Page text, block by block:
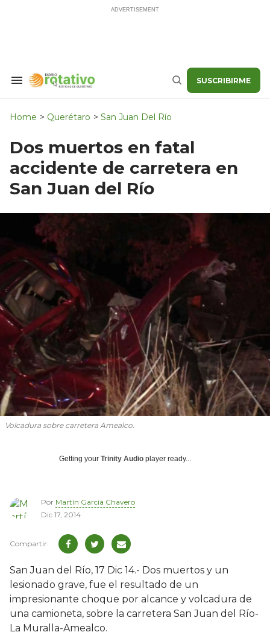
Search
Navigation
Buscar SUSCRIBIRME
Home > Querétaro > San Juan Del Río
Dos muertos en fatal
accidente de carretera en
San Juan del Río
Volcadura sobre carretera Amealco.
Getting your Trinity Audio player ready...
Por Martín García Chavero
Dic 17, 2014
San Juan del Río, 17 Dic 14.- Dos muertos y un
lesionado grave, fue el resultado de un
impresionante choque por alcance y volcadura de
una camioneta, sobre la carretera San Juan del Río-
La Muralla-Amealco.